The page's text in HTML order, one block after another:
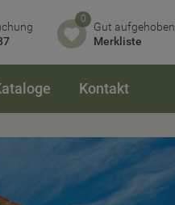
0
Gut aufgehoben
Merkliste
Kontakt